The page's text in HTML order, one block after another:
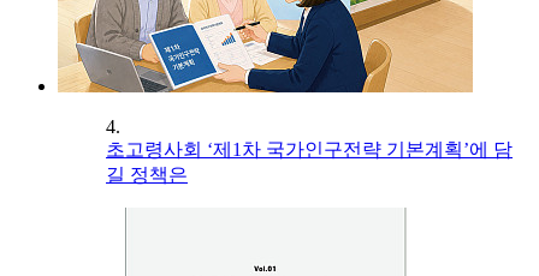
4.
초고령사회 ‘제1차 국가인구전략 기본계획’에 담
길 정책은